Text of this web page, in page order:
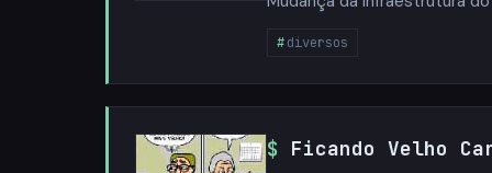
diversos
Ficando Velho